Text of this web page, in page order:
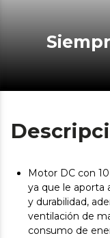
Siempre en la dirección
Motor DC con
ya que le aporta
y durabilidad,
ventilación de
consumo de